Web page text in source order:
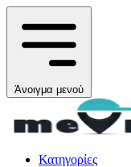
Άνοιγμα μενού
Κατηγορίες